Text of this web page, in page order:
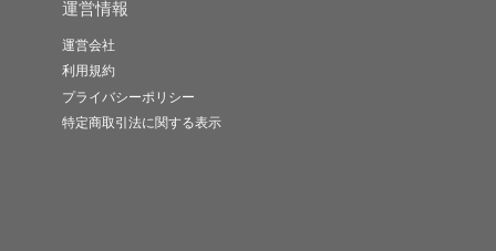
運営情報
運営会社
利用規約
プライバシーポリシー
特定商取引法に関する表示